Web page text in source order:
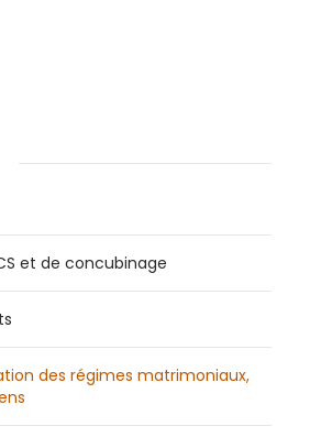
et de concubinage
des régimes matrimoniaux,